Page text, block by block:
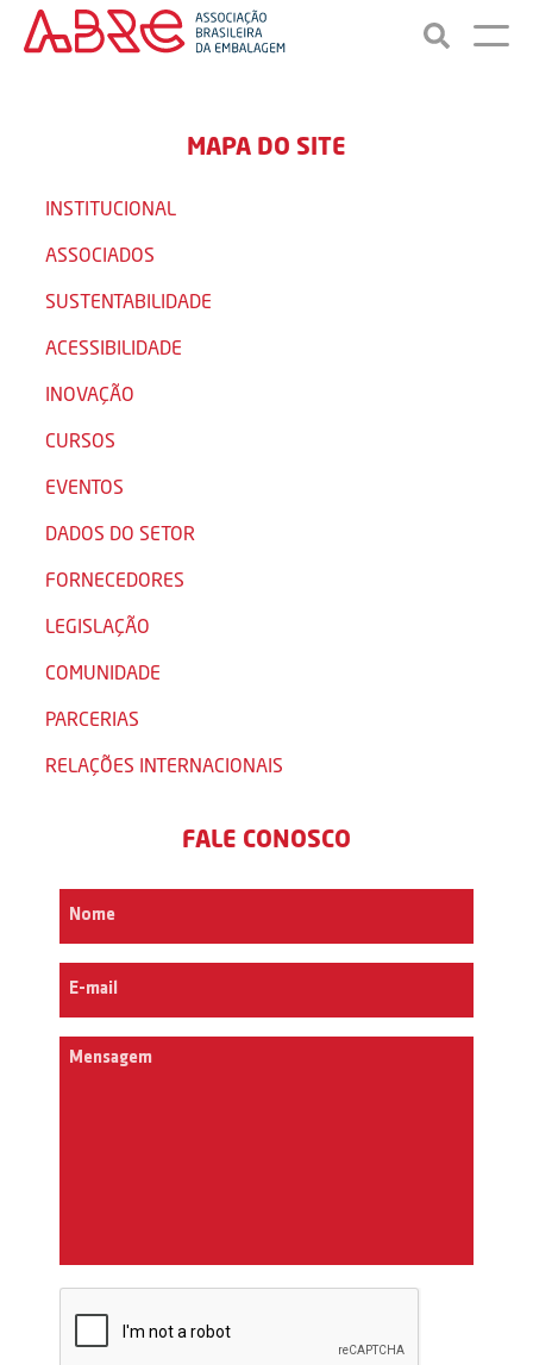
MAPA DO SITE
INSTITUCIONAL
ASSOCIADOS
SUSTENTABILIDADE
ACESSIBILIDADE
INOVAÇÃO
CURSOS
EVENTOS
DADOS DO SETOR
FORNECEDORES
LEGISLAÇÃO
COMUNIDADE
PARCERIAS
RELAÇÕES INTERNACIONAIS
FALE CONOSCO